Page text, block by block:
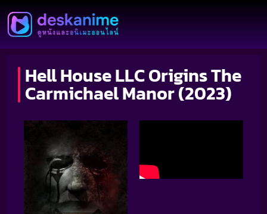
Hell House LLC Origins The
Carmichael Manor (2023)